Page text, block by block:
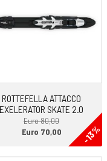
di abbinamento degli
automatica di
una precisa scelta
con sciolina calda al
contro lo sporco
con 2 strisce in
la massima tenuta
ROTTEFELLA ATTACCO
EXELERATOR SKATE 2.0
Euro 80,00
-13%
Euro 70,00